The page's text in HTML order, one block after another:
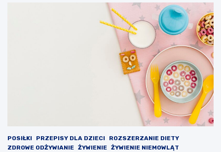
POSIŁKI PRZEPISY DLA DZIECI
ROZSZERZANIE DIETY
ZDROWE ODŻYWIANIE ŻYWIENIE ŻYWIENIE NIEMOWLĄT